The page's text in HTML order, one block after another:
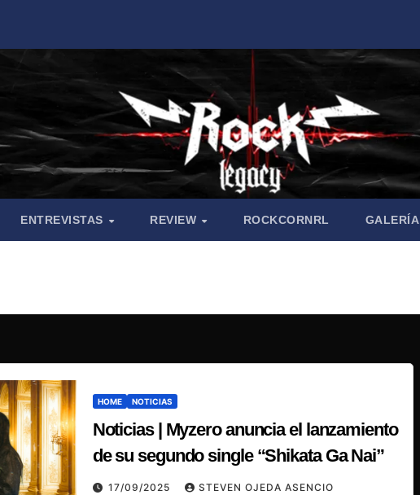
ENTREVISTAS REVIEW ROCKCORNRL GALERÍA
HOME NOTICIAS
Noticias | Myzero anuncia el lanzamiento
de su segundo single “Shikata Ga Nai”
17/09/2025 STEVEN OJEDA ASENCIO